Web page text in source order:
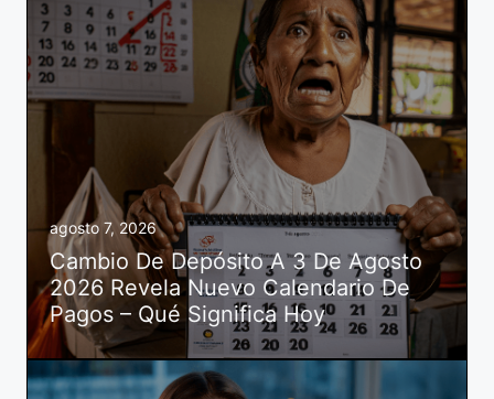
agosto 7, 2026
Cambio De Depósito A 3 De Agosto
2026 Revela Nuevo Calendario De
Pagos – Qué Significa Hoy